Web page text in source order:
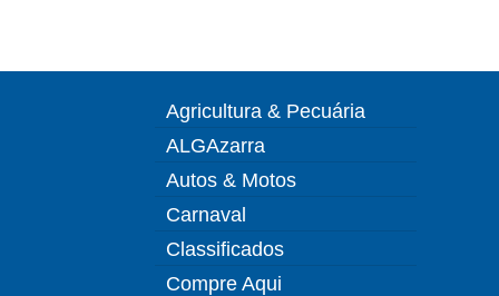
Agricultura & Pecuária
ALGAzarra
Autos & Motos
Carnaval
Classificados
Compre Aqui